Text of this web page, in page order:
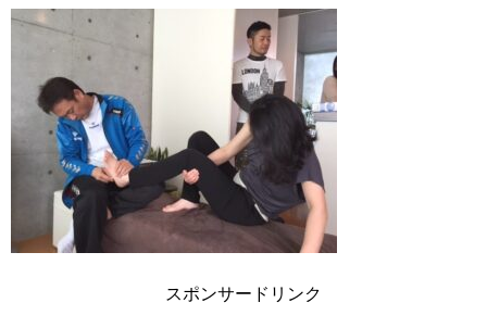
スポンサードリンク